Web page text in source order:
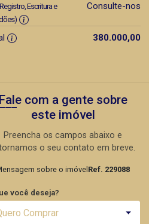
Registro, Escritura e
Consulte-nos
380.000,00
Fale com a gente sobre
este imóvel
Preencha os campos abaixo e
o seu contato em breve.
sobre o imóvel Ref. 229088
você deseja?
Comprar